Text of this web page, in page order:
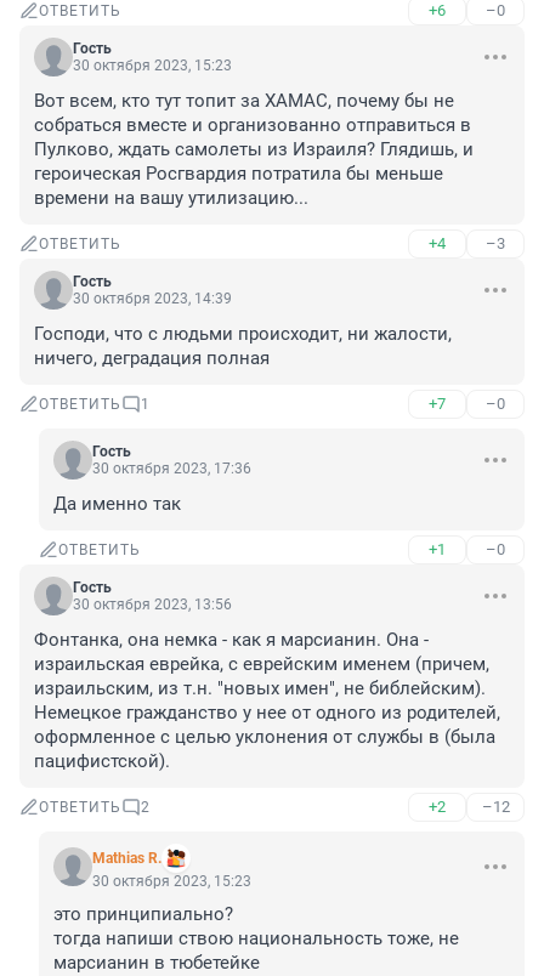
ОТВЕТИТЬ +6 –0
Гость
30 октября 2023, 15:23
Вот всем, кто тут топит за ХАМАС, почему бы не
собраться вместе и организованно отправиться в
Пулково, ждать самолеты из Израиля? Глядишь, и
героическая Росгвардия потратила бы меньше
времени на вашу утилизацию...
ОТВЕТИТЬ +4 –3
Гость
30 октября 2023, 14:39
Господи, что с людьми происходит, ни жалости,
ничего, деградация полная
ОТВЕТИТЬ 1 +7 –0
Гость
30 октября 2023, 17:36
Да именно так
ОТВЕТИТЬ +1 –0
Гость
30 октября 2023, 13:56
Фонтанка, она немка - как я марсианин. Она -
израильская еврейка, с еврейским именем (причем,
израильским, из т.н. "новых имен", не библейским).
Немецкое гражданство у нее от одного из родителей,
оформленное с целью уклонения от службы в (была
пацифистской).
ОТВЕТИТЬ 2 +2 –12
Mathias R.
30 октября 2023, 15:23
это принципиально?
тогда напиши ствою национальность тоже, не
марсианин в тюбетейке